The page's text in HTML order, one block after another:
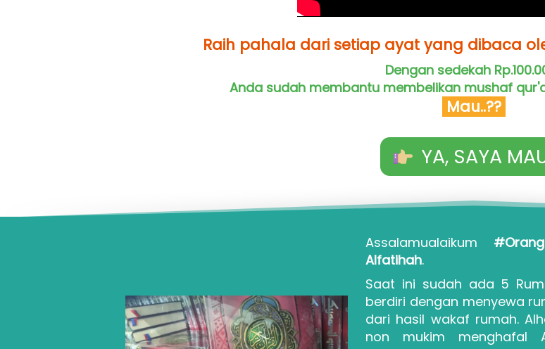
Raih pahala dari setiap ayat yang dibaca
Dengan sedekah
Anda sudah membantu membelikan mushaf
Mau..??
` YA, SAYA
Assalamualaikum
Alfatihah.
Saat ini sudah ada 5
berdiri dengan menyewa
dari hasil wakaf rumah.
non mukim menghafal